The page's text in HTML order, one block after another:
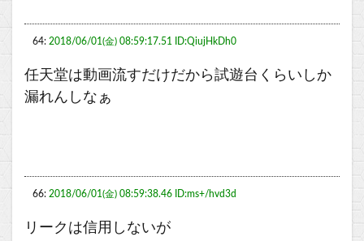
64: 2018/06/01(金) 08:59:17.51 ID:QiujHkDh0
任天堂は動画流すだけだから試遊台くらいしか
漏れんしなぁ
66: 2018/06/01(金) 08:59:38.46 ID:ms+/hvd3d
リークは信用しないが